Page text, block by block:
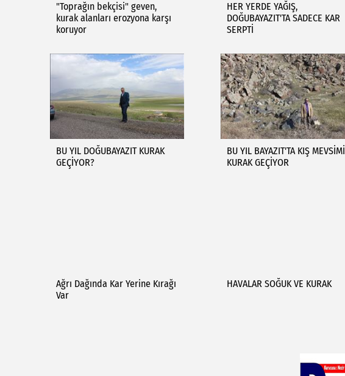
"Toprağın bekçisi" geven,
kurak alanları erozyona karşı
koruyor
HER YERDE YAĞIŞ,
DOĞUBAYAZIT'TA SADECE KAR
SERPTİ
BU YIL DOĞUBAYAZIT KURAK
GEÇİYOR?
BU YIL BAYAZIT'TA KIŞ MEVSİMİ
KURAK GEÇİYOR
Ağrı Dağında Kar Yerine Kırağı
Var
HAVALAR SOĞUK VE KURAK